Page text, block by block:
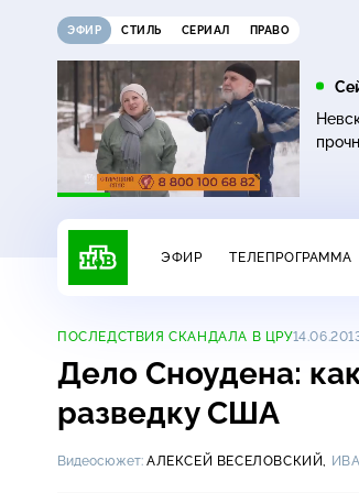
ЭФИР СТИЛЬ СЕРИАЛ ПРАВО
10:00
Сегодня
10:25
ЧП
ЭФИР ТЕЛЕПРОГРАММА
ПОСЛЕДСТВИЯ СКАНДАЛА В ЦРУ
Дело Сноудена:
разведку США
Видеосюжет: АЛЕКСЕЙ ВЕСЕЛОВСКИЙ,